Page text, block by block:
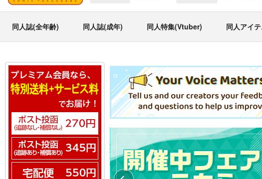
同人誌(全年齢) 同人誌(成年) 同人特集(Vtuber) 同人アイ